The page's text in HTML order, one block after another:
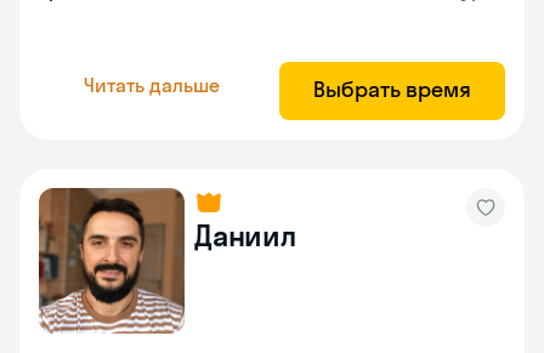
Читать дальше Выбрать время
Даниил